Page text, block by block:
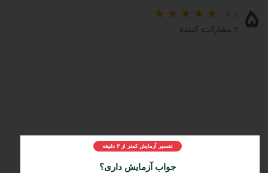
۵ ۲ مشارکت کننده
مراحل و چرایی دریافت تفسیر دکتر لاندا
تفسیر آزمایش کمتر از ۳ دقیقه
جواب آزمایش داری؟